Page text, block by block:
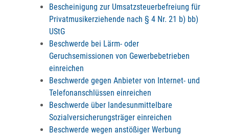
Bescheinigung zur Umsatzsteuerbefreiung für
Privatmusikerziehende nach § 4 Nr. 21 b) bb)
UStG
Beschwerde bei Lärm- oder
Geruchsemissionen von Gewerbebetrieben
einreichen
Beschwerde gegen Anbieter von Internet- und
Telefonanschlüssen einreichen
Beschwerde über landesunmittelbare
Sozialversicherungsträger einreichen
Beschwerde wegen anstößiger Werbung